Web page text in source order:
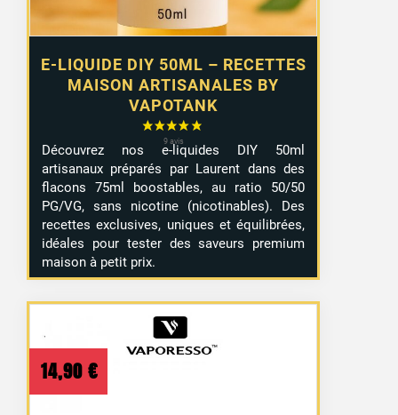
1 avis
E-LIQUIDE DIY 50ML – RECETTES
MAISON ARTISANALES BY
VAPOTANK
Découvrez nos e-liquides DIY 50ml
artisanaux préparés par Laurent dans des
flacons 75ml boostables, au ratio 50/50
PG/VG, sans nicotine (nicotinables). Des
recettes exclusives, uniques et équilibrées,
idéales pour tester des saveurs premium
maison à petit prix.
14,90 €